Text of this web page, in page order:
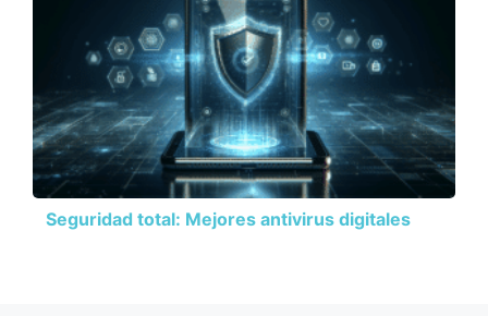
Seguridad total: Mejores antivirus digitales